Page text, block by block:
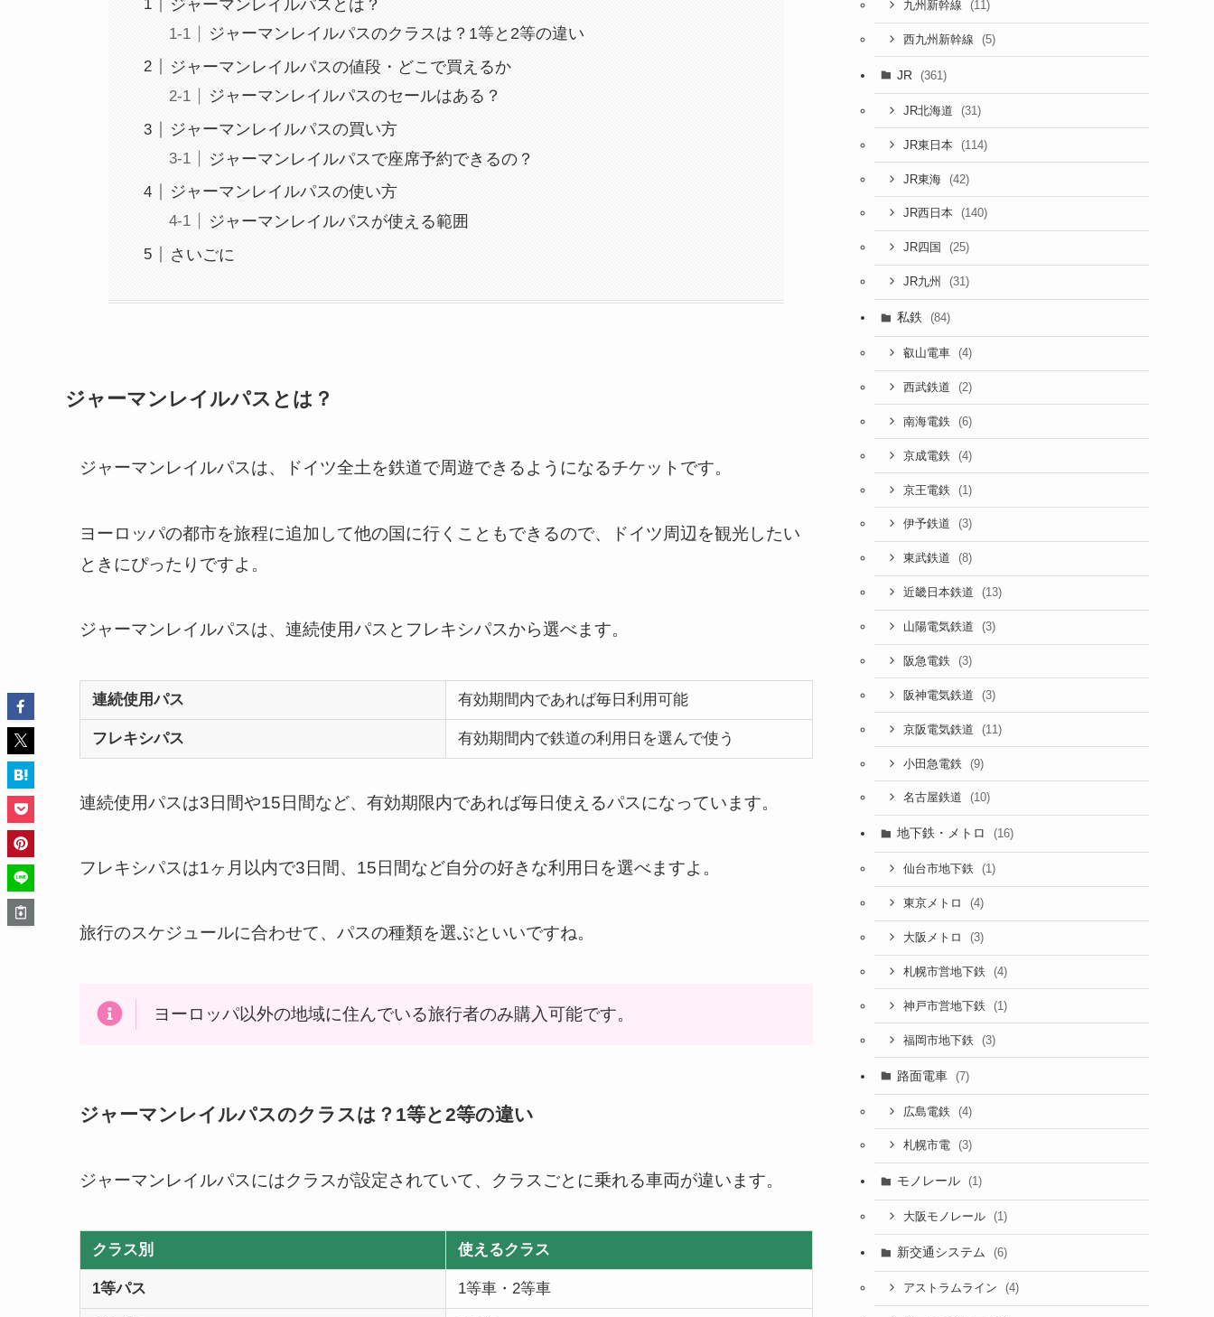
ジャーマンレイルパスとは？
ジャーマンレイルパスのクラスは？1等と2等の違い
ジャーマンレイルパスの値段・どこで買えるか
ジャーマンレイルパスのセールはある？
ジャーマンレイルパスの買い方
ジャーマンレイルパスで座席予約できるの？
ジャーマンレイルパスの使い方
ジャーマンレイルパスが使える範囲
さいごに
ジャーマンレイルパスとは？
ジャーマンレイルパスは、ドイツ全土を鉄道で周遊できるようになるチケットです。
ヨーロッパの都市を旅程に追加して他の国に行くこともできるので、ドイツ周辺を観光したい
ときにぴったりですよ。
ジャーマンレイルパスは、連続使用パスとフレキシパスから選べます。
連続使用パス 有効期間内であれば毎日利用可能
フレキシパス 有効期間内で鉄道の利用日を選んで使う
連続使用パスは3日間や15日間など、有効期限内であれば毎日使えるパスになっています。
フレキシパスは1ヶ月以内で3日間、15日間など自分の好きな利用日を選べますよ。
旅行のスケジュールに合わせて、パスの種類を選ぶといいですね。
ヨーロッパ以外の地域に住んでいる旅行者のみ購入可能です。
ジャーマンレイルパスのクラスは？1等と2等の違い
ジャーマンレイルパスにはクラスが設定されていて、クラスごとに乗れる車両が違います。
クラス別 使えるクラス
1等パス 1等車・2等車
九州新幹線 (11)
西九州新幹線 (5)
JR (361)
JR北海道 (31)
JR東日本 (114)
JR東海 (42)
JR西日本 (140)
JR四国 (25)
JR九州 (31)
私鉄 (84)
叡山電車 (4)
西武鉄道 (2)
南海電鉄 (6)
京成電鉄 (4)
京王電鉄 (1)
伊予鉄道 (3)
東武鉄道 (8)
近畿日本鉄道 (13)
山陽電気鉄道 (3)
阪急電鉄 (3)
阪神電気鉄道 (3)
京阪電気鉄道 (11)
小田急電鉄 (9)
名古屋鉄道 (10)
地下鉄・メトロ (16)
仙台市地下鉄 (1)
東京メトロ (4)
大阪メトロ (3)
札幌市営地下鉄 (4)
神戸市営地下鉄 (1)
福岡市地下鉄 (3)
路面電車 (7)
広島電鉄 (4)
札幌市電 (3)
モノレール (1)
大阪モノレール (1)
新交通システム (6)
アストラムライン (4)